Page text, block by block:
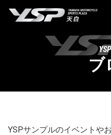
ブ
YSPサンプルのイベントや